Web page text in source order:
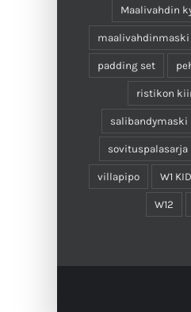
Maalivahdin
maalivahdinmaski
padding set
ristikon
salibandymaski
sovituspalasarja
villapipo W1 KID
W12